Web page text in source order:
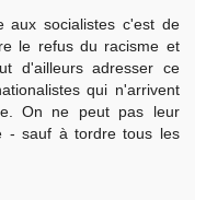
aux socialistes c'est de
le refus du racisme et
d'ailleurs adresser ce
qui n'arrivent
On ne peut pas leur
- sauf à tordre tous les